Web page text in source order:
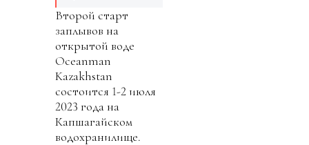
Второй старт
заплывов на
открытой воде
Oceanman
Kazakhstan
состоится 1-2 июля
2023 года на
Капшагайском
водохранилище.